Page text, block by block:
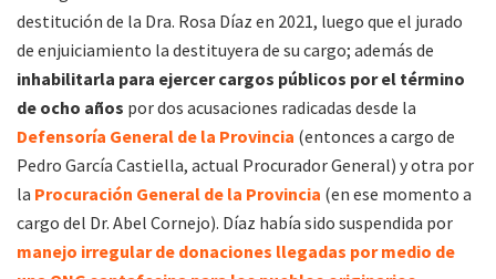
destitución de la Dra. Rosa Díaz en 2021, luego que el jurado
de enjuiciamiento la destituyera de su cargo; además de
inhabilitarla para ejercer cargos públicos por el término
de ocho años por dos acusaciones radicadas desde la
Defensoría General de la Provincia (entonces a cargo de
Pedro García Castiella, actual Procurador General) y otra por
la Procuración General de la Provincia (en ese momento a
cargo del Dr. Abel Cornejo). Díaz había sido suspendida por
manejo irregular de donaciones llegadas por medio de